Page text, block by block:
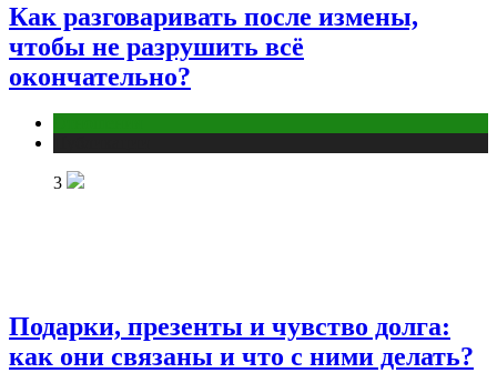
Как разговаривать после измены,
чтобы не разрушить всё
окончательно?
3
Подарки, презенты и чувство долга:
как они связаны и что с ними делать?